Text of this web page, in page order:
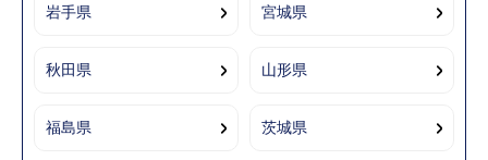
岩手県 宮城県
秋田県 山形県
福島県 茨城県